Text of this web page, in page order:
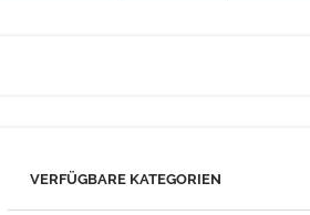
VERFÜGBARE KATEGORIEN